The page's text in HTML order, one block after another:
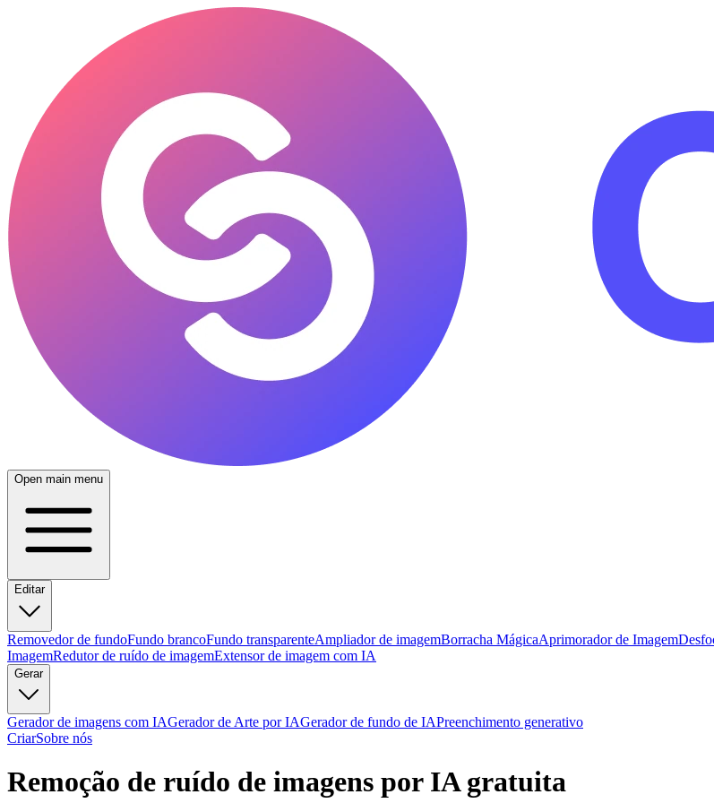
Open main menu
Editar
Removedor de fundoFundo brancoFundo transparenteAmpliador de imagemBorracha MágicaAprimorador de Imagem
ImagemRedutor de ruído de imagemExtensor de imagem com IA
Gerar
Gerador de imagens com IAGerador de Arte por IAGerador de fundo de IAPreenchimento generativo
CriarSobre nós
Remoção de ruído de imagens por IA gratuita